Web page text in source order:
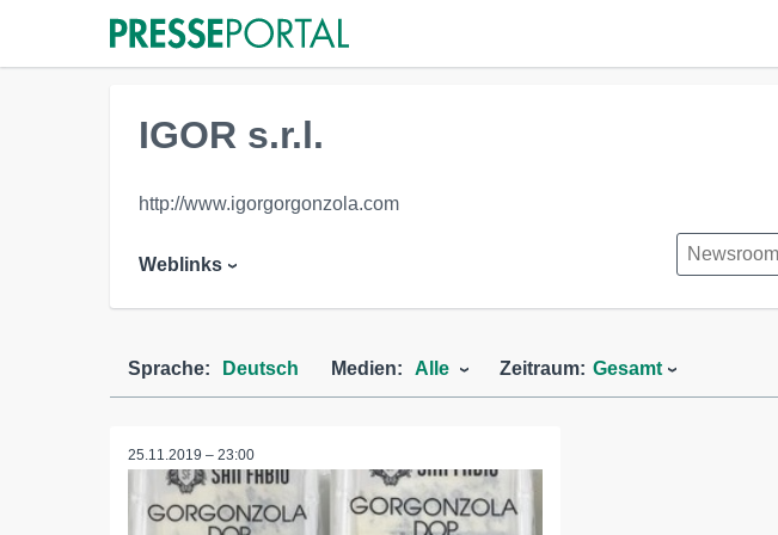
IGOR s.r.l.
http://www.igorgorgonzola.com
Weblinks
Sprache: Deutsch Medien: Alle Zeitraum: Gesamt
25.11.2019 – 23:00